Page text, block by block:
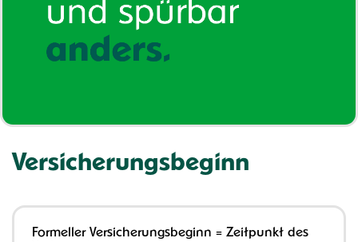
Meine TIROLER
Karriere
Versicherungsbeginn
Formeller Versicherungsbeginn = Zeitpunkt des